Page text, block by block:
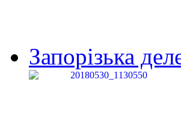
Запорізька